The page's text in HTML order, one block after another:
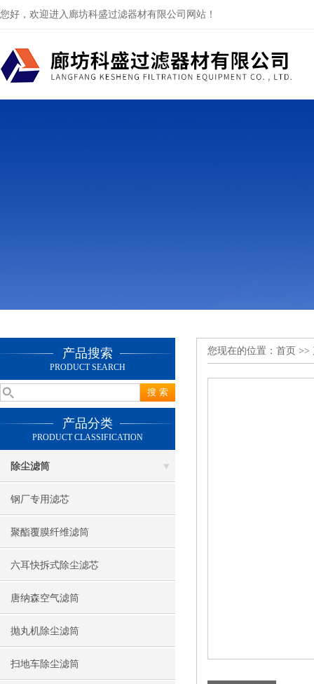
您好，欢迎进入廊坊科盛过滤器材有限公司网站！
产品搜索
PRODUCT SEARCH
产品分类
PRODUCT CLASSIFICATION
除尘滤筒
钢厂专用滤芯
聚酯覆膜纤维滤筒
六耳快拆式除尘滤芯
唐纳森空气滤筒
抛丸机除尘滤筒
扫地车除尘滤筒
您现在的位置： 首页 >>